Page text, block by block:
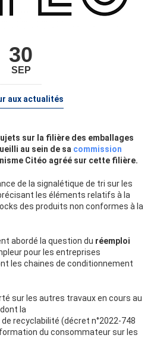
30
SEP
aux actualités
sur la filière des emballages
au sein de sa commission
Citéo agréé sur cette filière.
de la signalétique de tri sur les
les éléments relatifs à la
des produits non conformes à la
abordé la question du réemploi
pour les entreprises
les chaines de conditionnement
sur les autres travaux en cours au
la
recyclabilité (décret n°2022-748
du consommateur sur les